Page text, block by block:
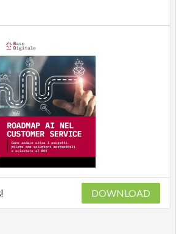
DOWNLOAD